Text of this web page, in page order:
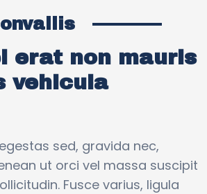
erat non mauris
vehicula
sed, gravida nec,
ut orci vel massa suscipit
Fusce varius, ligula